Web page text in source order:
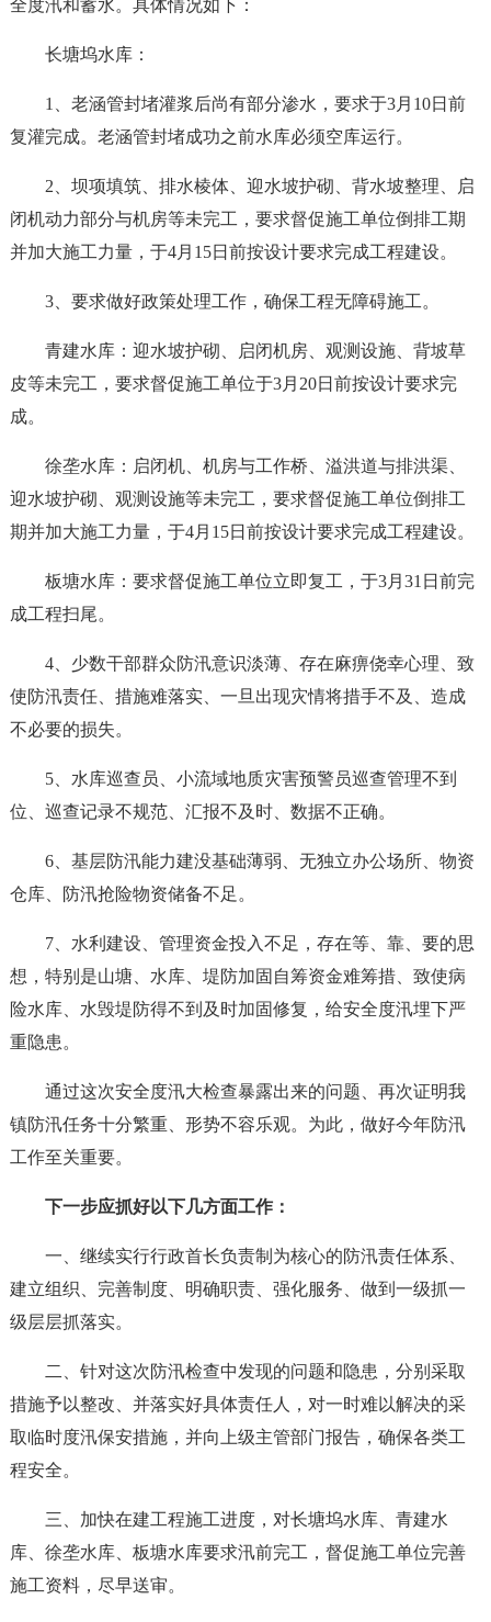
全度汛和蓄水。具体情况如下：
长塘坞水库：
1、老涵管封堵灌浆后尚有部分渗水，要求于3月10日前
复灌完成。老涵管封堵成功之前水库必须空库运行。
2、坝项填筑、排水棱体、迎水坡护砌、背水坡整理、启
闭机动力部分与机房等未完工，要求督促施工单位倒排工期
并加大施工力量，于4月15日前按设计要求完成工程建设。
3、要求做好政策处理工作，确保工程无障碍施工。
青建水库：迎水坡护砌、启闭机房、观测设施、背坡草
皮等未完工，要求督促施工单位于3月20日前按设计要求完
成。
徐垄水库：启闭机、机房与工作桥、溢洪道与排洪渠、
迎水坡护砌、观测设施等未完工，要求督促施工单位倒排工
期并加大施工力量，于4月15日前按设计要求完成工程建设。
板塘水库：要求督促施工单位立即复工，于3月31日前完
成工程扫尾。
4、少数干部群众防汛意识淡薄、存在麻痹侥幸心理、致
使防汛责任、措施难落实、一旦出现灾情将措手不及、造成
不必要的损失。
5、水库巡查员、小流域地质灾害预警员巡查管理不到
位、巡查记录不规范、汇报不及时、数据不正确。
6、基层防汛能力建没基础薄弱、无独立办公场所、物资
仓库、防汛抢险物资储备不足。
7、水利建设、管理资金投入不足，存在等、靠、要的思
想，特别是山塘、水库、堤防加固自筹资金难筹措、致使病
险水库、水毁堤防得不到及时加固修复，给安全度汛埋下严
重隐患。
通过这次安全度汛大检查暴露出来的问题、再次证明我
镇防汛任务十分繁重、形势不容乐观。为此，做好今年防汛
工作至关重要。
下一步应抓好以下几方面工作：
一、继续实行行政首长负责制为核心的防汛责任体系、
建立组织、完善制度、明确职责、强化服务、做到一级抓一
级层层抓落实。
二、针对这次防汛检查中发现的问题和隐患，分别采取
措施予以整改、并落实好具体责任人，对一时难以解决的采
取临时度汛保安措施，并向上级主管部门报告，确保各类工
程安全。
三、加快在建工程施工进度，对长塘坞水库、青建水
库、徐垄水库、板塘水库要求汛前完工，督促施工单位完善
施工资料，尽早送审。